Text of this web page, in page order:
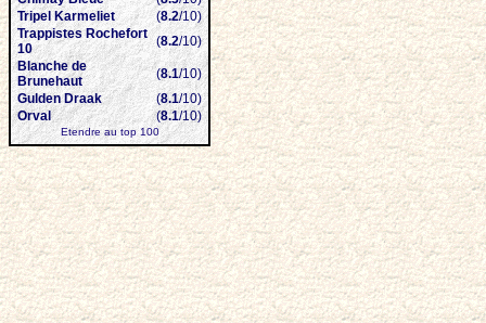
Tripel Karmeliet
(8.2/10)
Trappistes Rochefort
10
(8.2/10)
Blanche de
Brunehaut
(8.1/10)
Gulden Draak
(8.1/10)
Orval
(8.1/10)
Etendre au top 100